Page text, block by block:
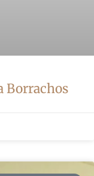
Borrachos